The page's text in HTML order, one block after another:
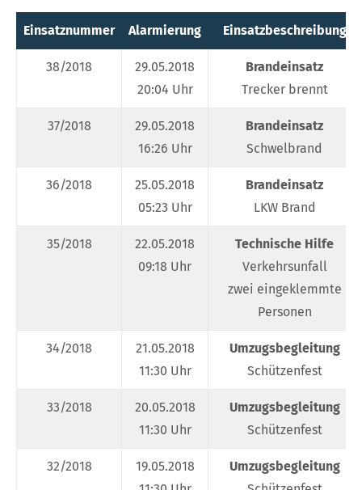
Einsatznummer Alarmierung Einsatzbeschreibung
38/2018
29.05.2018
20:04 Uhr
Brandeinsatz
Trecker brennt
37/2018
29.05.2018
16:26 Uhr
Brandeinsatz
Schwelbrand
36/2018
25.05.2018
05:23 Uhr
Brandeinsatz
LKW Brand
35/2018
22.05.2018
09:18 Uhr
Technische Hilfe
Verkehrsunfall
zwei eingeklemmte
Personen
34/2018
21.05.2018
11:30 Uhr
Umzugsbegleitung
Schützenfest
33/2018
20.05.2018
11:30 Uhr
Umzugsbegleitung
Schützenfest
32/2018
19.05.2018
Umzugsbegleitung